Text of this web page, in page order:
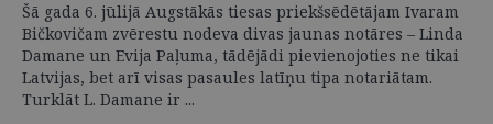
Šā gada 6. jūlijā Augstākās tiesas priekšsēdētājam Ivaram
Bičkovičam zvērestu nodeva divas jaunas notāres – Linda
Damane un Evija Paļuma, tādējādi pievienojoties ne tikai
Latvijas, bet arī visas pasaules latīņu tipa notariātam.
Turklāt L. Damane ir ...